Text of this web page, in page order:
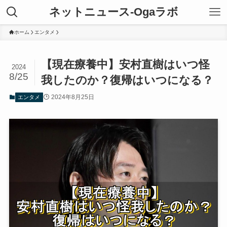
ネットニュース-Ogaラボ
ホーム エンタメ
【現在療養中】安村直樹はいつ怪
我したのか？復帰はいつになる？
2024
8/25
エンタメ 2024年8月25日